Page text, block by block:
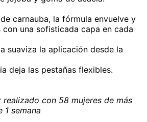
carnauba, la fórmula envuelve y
con una sofisticada capa en cada
suaviza la aplicación desde la
deja las pestañas flexibles.
con 58 mujeres de más
1 semana